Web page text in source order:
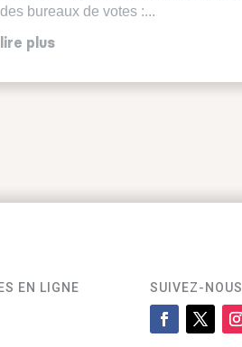
des bureaux de votes :...
lire plus
EN LIGNE SUIVEZ-NOUS